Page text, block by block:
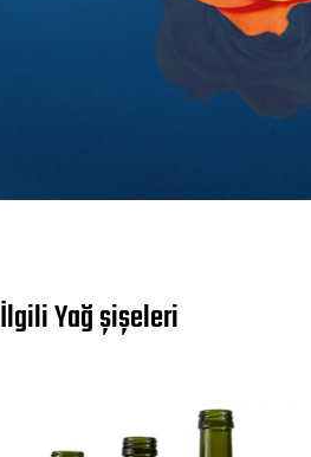
İlgili Yağ şişeleri